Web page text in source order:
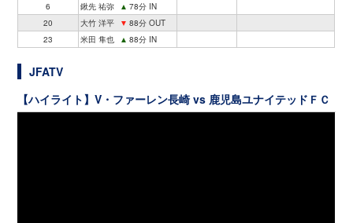
6
鍬先 祐弥 ▲ 78分 IN
20
大竹 洋平 ▼ 88分 OUT
23
米田 隼也 ▲ 88分 IN
JFATV
【ハイライト】V・ファーレン長崎 vs 鹿児島ユナイテッドＦＣ